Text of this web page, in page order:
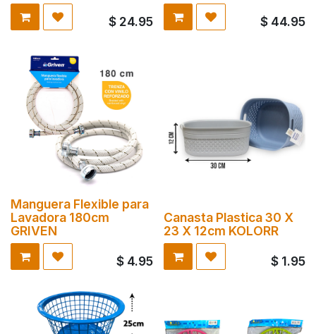
$ 24.95 $ 44.95
Manguera Flexible para
Lavadora 180cm
GRIVEN
$ 4.95
Canasta Plastica 30 X
23 X 12cm KOLORR
$ 1.95